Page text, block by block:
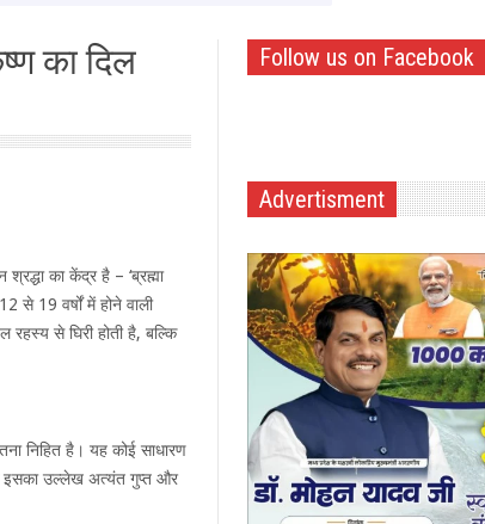
का दिल
का केंद्र है – ‘ब्रह्मा
से 19 वर्षों में होने वाली
रहस्य से घिरी होती है, बल्कि
निहित है। यह कोई साधारण
इसका उल्लेख अत्यंत गुप्त और
Follow us on Facebook
Advertisment